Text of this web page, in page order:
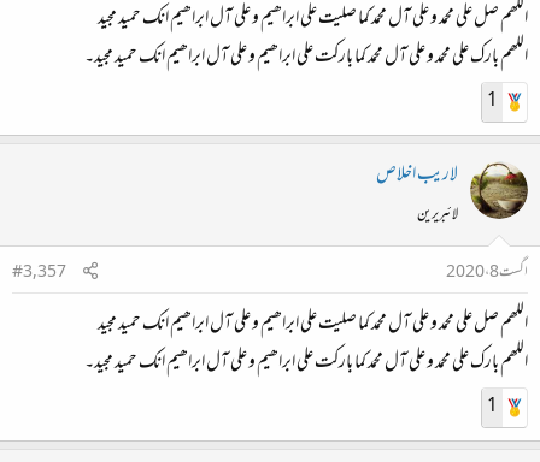
اللھم صل علی محمد و علی آل محمد کما صلیت علی ابراھیم و علی آل ابراھیم انك حمید مجید
اللھم بارك علی محمد و علی آل محمد کما بارکت علی ابراھیم و علی آل ابراھیم انك حمید مجید۔
1
لاريب اخلاص
لائبریرین
اگست 8، 2020
#3,357
اللھم صل علی محمد و علی آل محمد کما صلیت علی ابراھیم و علی آل ابراھیم انك حمید مجید
اللھم بارك علی محمد و علی آل محمد کما بارکت علی ابراھیم و علی آل ابراھیم انك حمید مجید۔
1